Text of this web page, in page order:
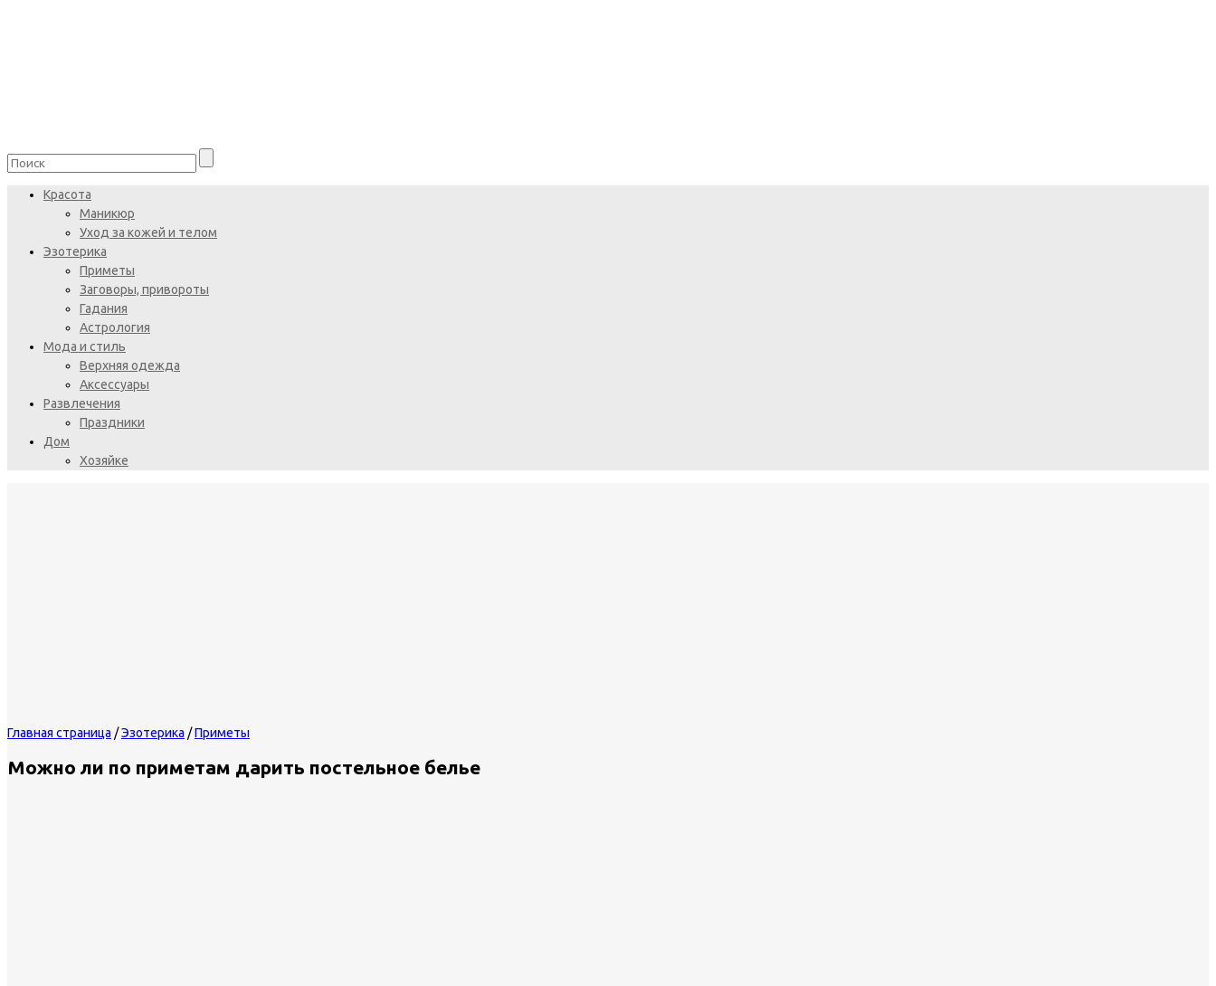
Красота
Маникюр
Уход за кожей и телом
Эзотерика
Приметы
Заговоры, привороты
Гадания
Астрология
Мода и стиль
Верхняя одежда
Аксессуары
Развлечения
Праздники
Дом
Хозяйке
Главная страница /Эзотерика /Приметы
Можно ли по приметам дарить постельное белье